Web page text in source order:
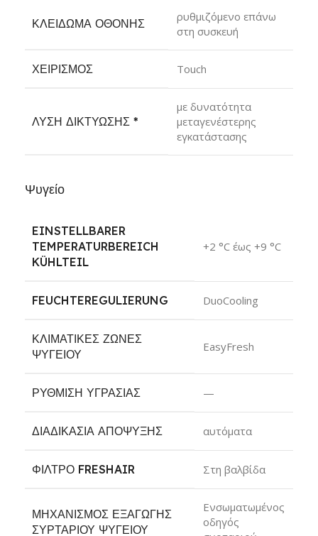
ΚΛΕΊΔΩΜΑ ΟΘΌΝΗΣ
ρυθμιζόμενο επάνω
στη συσκευή
ΧΕΙΡΙΣΜΌΣ Touch
ΛΎΣΗ ΔΙΚΤΎΩΣΗΣ *
με δυνατότητα
μεταγενέστερης
εγκατάστασης
Ψυγείο
EINSTELLBARER
TEMPERATURBEREICH
KÜHLTEIL
+2 °C έως +9 °C
FEUCHTEREGULIERUNG DuoCooling
ΚΛΙΜΑΤΙΚΈΣ ΖΏΝΕΣ
ΨΥΓΕΊΟΥ
EasyFresh
ΡΎΘΜΙΣΗ ΥΓΡΑΣΊΑΣ —
ΔΙΑΔΙΚΑΣΊΑ ΑΠΌΨΥΞΗΣ αυτόματα
ΦΊΛΤΡΟ FRESHAIR Στη βαλβίδα
ΜΗΧΑΝΙΣΜΌΣ ΕΞΑΓΩΓΉΣ
ΣΥΡΤΑΡΙΟΎ ΨΥΓΕΊΟΥ
Ενσωματωμένος
οδηγός